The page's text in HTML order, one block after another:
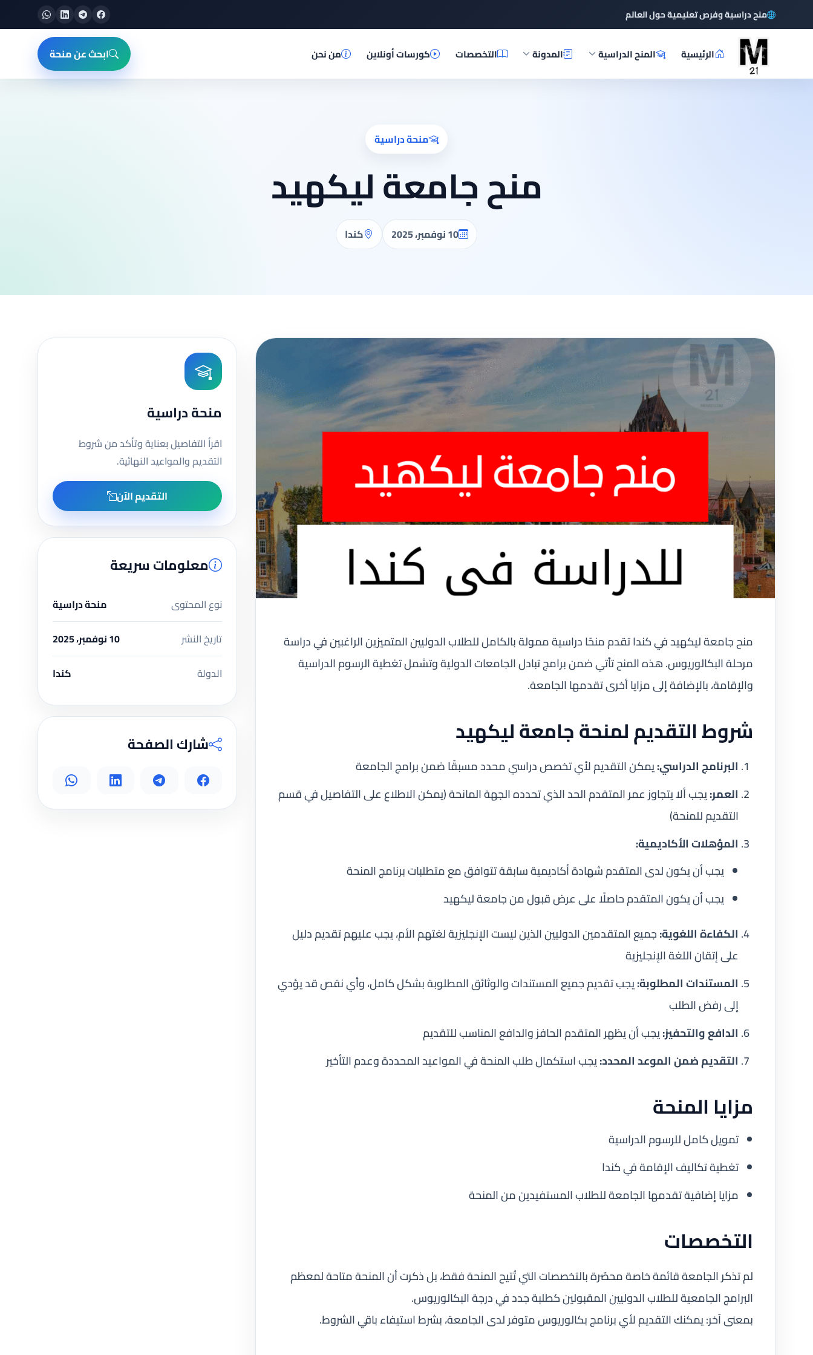
منح دراسية وفرص تعليمية حول العالم
الرئيسية المنح الدراسية المدونة التخصصات كورسات أونلاين من نحن ابحث عن منحة
منحة دراسية
منح جامعة ليكهيد
10 نوفمبر، 2025 كندا
منح جامعة ليكهيد في كندا تقدم منحًا دراسية ممولة بالكامل للطلاب الدوليين المتميزين الراغبين في دراسة
مرحلة البكالوريوس. هذه المنح تأتي ضمن برامج تبادل الجامعات الدولية وتشمل تغطية الرسوم الدراسية
والإقامة، بالإضافة إلى مزايا أخرى تقدمها الجامعة.
شروط التقديم لمنحة جامعة ليكهيد
البرنامج الدراسي:يمكن التقديم لأي تخصص دراسي محدد مسبقًا ضمن برامج الجامعة
العمر:يجب ألا يتجاوز عمر المتقدم الحد الذي تحدده الجهة المانحة (يمكن الاطلاع على التفاصيل في قسم
التقديم للمنحة)
المؤهلات الأكاديمية:
يجب أن يكون لدى المتقدم شهادة أكاديمية سابقة تتوافق مع متطلبات برنامج المنحة
يجب أن يكون المتقدم حاصلًا على عرض قبول من جامعة ليكهيد
الكفاءة اللغوية:جميع المتقدمين الدوليين الذين ليست الإنجليزية لغتهم الأم، يجب عليهم تقديم دليل
على إتقان اللغة الإنجليزية
المستندات المطلوبة:يجب تقديم جميع المستندات والوثائق المطلوبة بشكل كامل، وأي نقص قد يؤدي
إلى رفض الطلب
الدافع والتحفيز:يجب أن يظهر المتقدم الحافز والدافع المناسب للتقديم
التقديم ضمن الموعد المحدد:يجب استكمال طلب المنحة في المواعيد المحددة وعدم التأخير
مزايا المنحة
تمويل كامل للرسوم الدراسية
تغطية تكاليف الإقامة في كندا
مزايا إضافية تقدمها الجامعة للطلاب المستفيدين من المنحة
التخصصات
لم تذكر الجامعة قائمة خاصة محصّرة بالتخصصات التي تُتيح المنحة فقط، بل ذكرت أن المنحة متاحة لمعظم
البرامج الجامعية للطلاب الدوليين المقبولين كطلبة جدد في درجة البكالوريوس.
بمعنى آخر: يمكنك التقديم لأي برنامج بكالوريوس متوفر لدى الجامعة، بشرط استيفاء باقي الشروط.
منحة دراسية
اقرأ التفاصيل بعناية وتأكد من شروط
التقديم والمواعيد النهائية.
التقديم الآن
معلومات سريعة
نوع المحتوى
منحة دراسية
تاريخ النشر
10 نوفمبر، 2025
الدولة
كندا
شارك الصفحة